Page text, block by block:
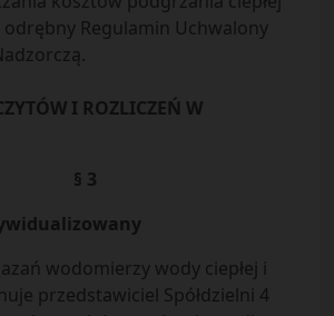
Regulamin Uchwalony
I ROZLICZEŃ W
§ 3
wodomierzy wody ciepłej i
przedstawiciel Spółdzielni 4